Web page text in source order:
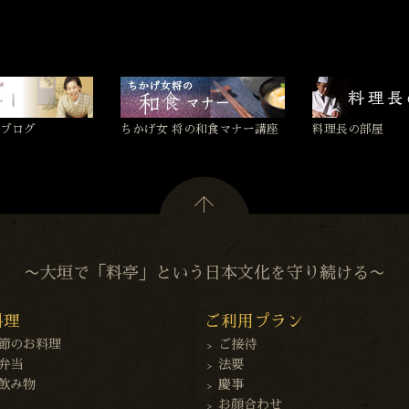
ログ ちかげ女 将の和食マナー講座 料理長の部屋
〜大垣で「料亭」という日本文化を守り続ける〜
理
のお料理
当
み物
ご利用プラン
ご接待
法要
慶事
お顔合わせ